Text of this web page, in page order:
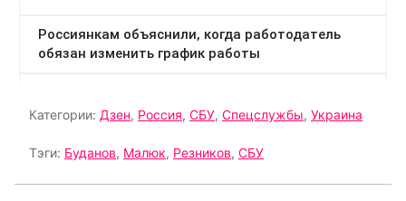
Категории: Дзен, Россия, СБУ, Спецслужбы, Украина
Тэги: Буданов, Малюк, Резников, СБУ